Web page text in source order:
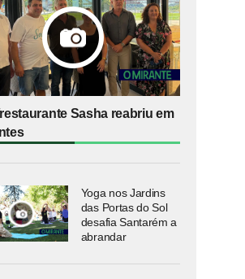
Sasha reabriu em
Yoga nos Jardins
das Portas do Sol
desafia Santarém a
abrandar